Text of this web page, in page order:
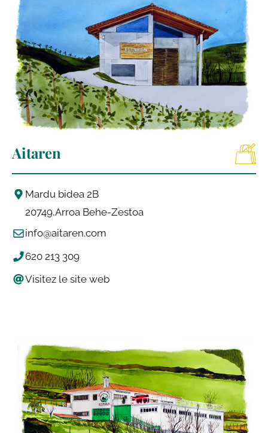
Aitaren
Mardu bidea 2B
20749 Arroa Behe-Zestoa
info@aitaren.com
620 213 309
Visitez le site web